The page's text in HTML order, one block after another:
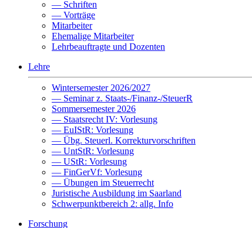
— Schriften
— Vorträge
Mitarbeiter
Ehemalige Mitarbeiter
Lehrbeauftragte und Dozenten
Lehre
Wintersemester 2026/2027
— Seminar z. Staats-/Finanz-/SteuerR
Sommersemester 2026
— Staatsrecht IV: Vorlesung
— EuIStR: Vorlesung
— Übg. Steuerl. Korrekturvorschriften
— UntStR: Vorlesung
— UStR: Vorlesung
— FinGerVf: Vorlesung
— Übungen im Steuerrecht
Juristische Ausbildung im Saarland
Schwerpunktbereich 2: allg. Info
Forschung